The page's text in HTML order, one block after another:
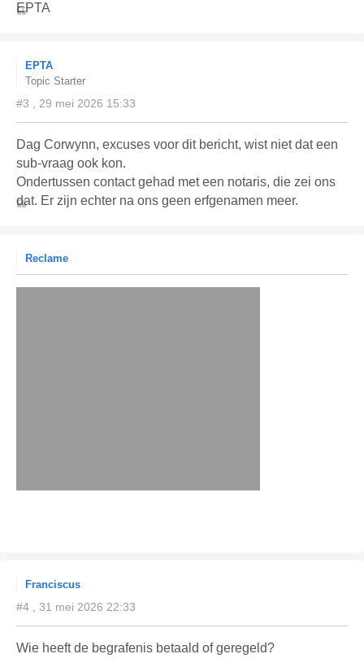
EPTA
EPTA
Topic Starter
#3 , 29 mei 2026 15:33
Dag Corwynn, excuses voor dit bericht, wist niet dat een
sub-vraag ook kon.
Ondertussen contact gehad met een notaris, die zei ons
dat. Er zijn echter na ons geen erfgenamen meer.
Reclame
Franciscus
#4 , 31 mei 2026 22:33
Wie heeft de begrafenis betaald of geregeld?